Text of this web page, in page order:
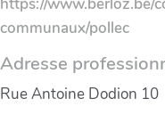
communaux/pollec
Adresse
Rue Antoine Dodion 10